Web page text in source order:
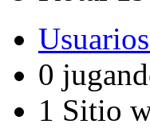
0
1 Sitio